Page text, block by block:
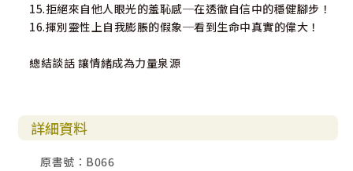
15.拒絕來自他人眼光的羞恥感─在透徹自信中的穩健腳步！
16.揮別靈性上自我膨脹的假象─看到生命中真實的偉大！
總結談話 讓情緒成為力量泉源
詳細資料
原書號：B066